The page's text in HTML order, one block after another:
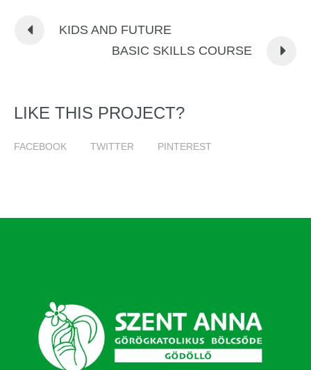
KIDS AND FUTURE
BASIC SKILLS COURSE
LIKE THIS PROJECT?
FACEBOOK TWITTER PINTEREST